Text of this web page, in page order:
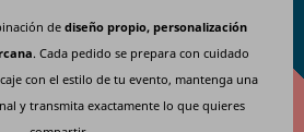
de diseño propio, personalización
. Cada pedido se prepara con cuidado
con el estilo de tu evento, mantenga una
y transmita exactamente lo que quieres